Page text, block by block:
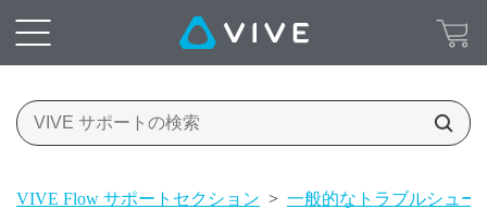
VIVE Flow サポートセクション > 一般的なトラブルシュー